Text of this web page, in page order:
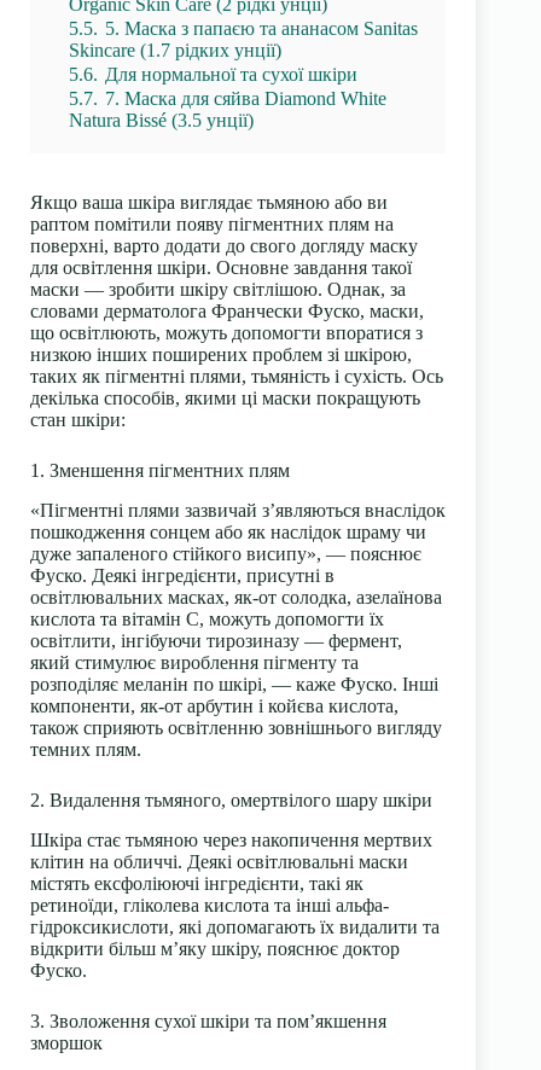
Organic Skin Care (2 рідкі унції)
5.5. 5. Маска з папаєю та ананасом Sanitas
Skincare (1.7 рідких унції)
5.6. Для нормальної та сухої шкіри
5.7. 7. Маска для сяйва Diamond White
Natura Bissé (3.5 унції)
Якщо ваша шкіра виглядає тьмяною або ви
раптом помітили появу пігментних плям на
поверхні, варто додати до свого догляду маску
для освітлення шкіри. Основне завдання такої
маски — зробити шкіру світлішою. Однак, за
словами дерматолога Франчески Фуско, маски,
що освітлюють, можуть допомогти впоратися з
низкою інших поширених проблем зі шкірою,
таких як пігментні плями, тьмяність і сухість. Ось
декілька способів, якими ці маски покращують
стан шкіри:
1. Зменшення пігментних плям
«Пігментні плями зазвичай з’являються внаслідок
пошкодження сонцем або як наслідок шраму чи
дуже запаленого стійкого висипу», — пояснює
Фуско. Деякі інгредієнти, присутні в
освітлювальних масках, як-от солодка, азелаїнова
кислота та вітамін С, можуть допомогти їх
освітлити, інгібуючи тирозиназу — фермент,
який стимулює вироблення пігменту та
розподіляє меланін по шкірі, — каже Фуско. Інші
компоненти, як-от арбутин і койєва кислота,
також сприяють освітленню зовнішнього вигляду
темних плям.
2. Видалення тьмяного, омертвілого шару шкіри
Шкіра стає тьмяною через накопичення мертвих
клітин на обличчі. Деякі освітлювальні маски
містять ексфоліюючі інгредієнти, такі як
ретиноїди, гліколева кислота та інші альфа-
гідроксикислоти, які допомагають їх видалити та
відкрити більш м’яку шкіру, пояснює доктор
Фуско.
3. Зволоження сухої шкіри та пом’якшення
зморшок